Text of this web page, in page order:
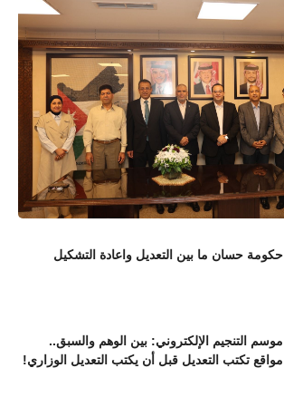
حكومة حسان ما بين التعديل واعادة التشكيل
موسم التنجيم الإلكتروني: بين الوهم والسبق..
مواقع تكتب التعديل قبل أن يكتب التعديل الوزاري!